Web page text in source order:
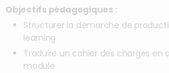
Objectifs pédagogiques :
Structurer la démarche de
learning
Traduire un cahier des charges
module